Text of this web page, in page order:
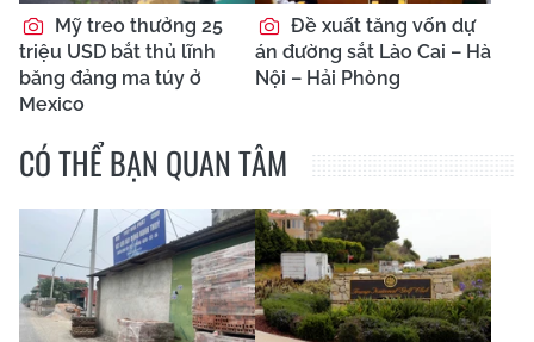
Mỹ treo thưởng 25
triệu USD bắt thủ lĩnh
băng đảng ma túy ở
Mexico
Đề xuất tăng vốn dự
án đường sắt Lào Cai – Hà
Nội – Hải Phòng
CÓ THỂ BẠN QUAN TÂM